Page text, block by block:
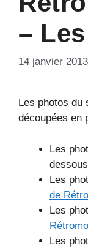
–
14 janvier 2013
Les photos du
découpées en
Les
dessous
Les
de
Les
Les